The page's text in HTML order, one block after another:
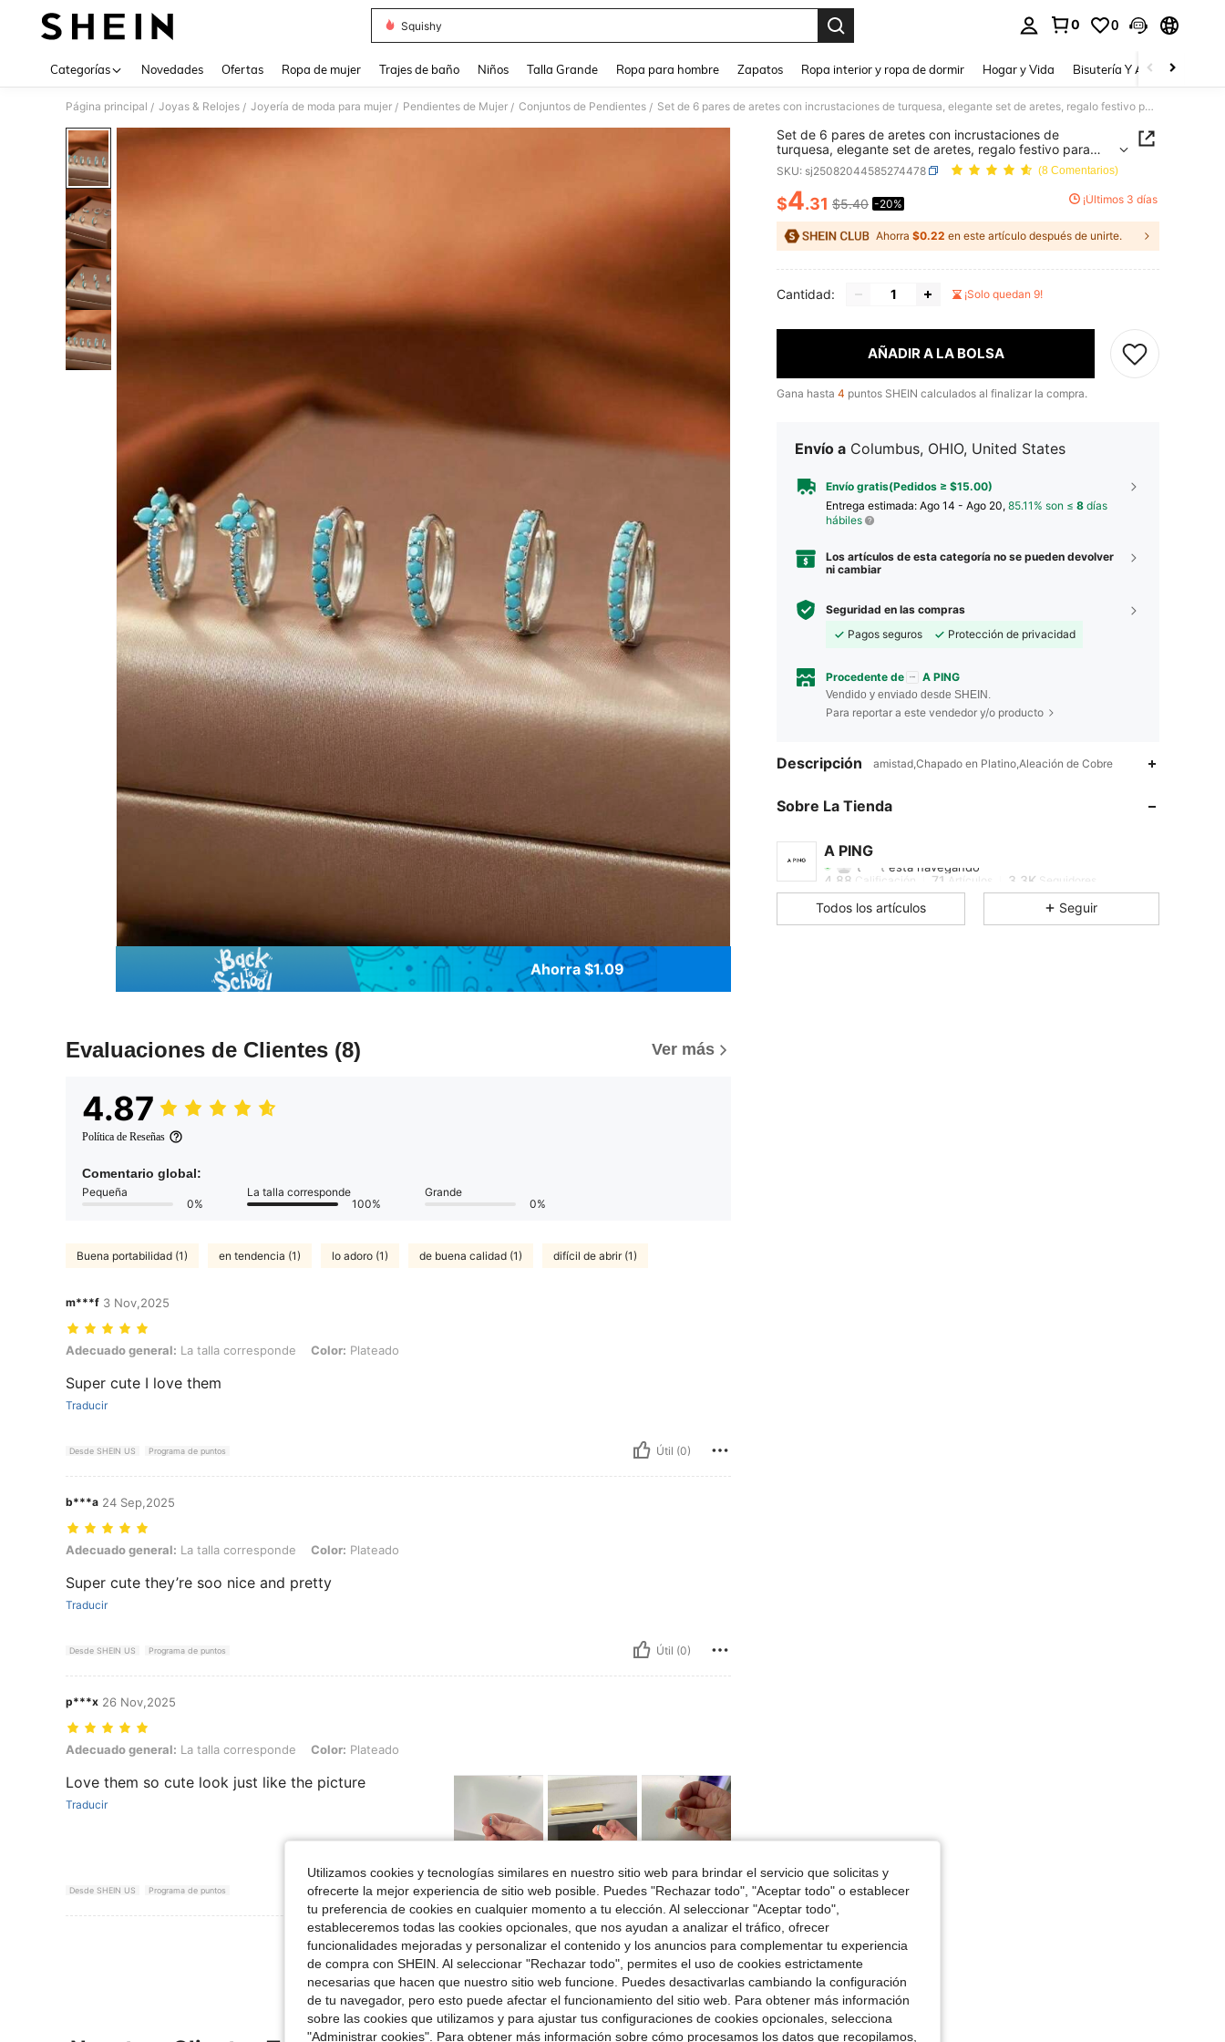
Squishy
0 0
Categorías Novedades Ofertas Ropa de mujer Trajes de baño Niños Talla Grande Ropa para hombre Zapatos Ropa interior y ropa de dormir Hogar y Vida Bisutería Y Accesorios
Página principal / Joyas & Relojes / Joyería de moda para mujer / Pendientes de Mujer / Conjuntos de Pendientes / Set de 6 pares de aretes con incrustaciones de turquesa, elegante set de aretes, regalo festivo para mujeres
Ahorra $1.09
Evaluaciones de Clientes (8) Ver más
4.87
Política de Reseñas
Comentario global:
Pequeña
0%
La talla corresponde
100%
Grande
0%
Buena portabilidad (1) en tendencia (1) lo adoro (1) de buena calidad (1) difícil de abrir (1)
m***f 3 Nov,2025
Adecuado general: La talla corresponde, Color: Plateado
Adecuado general: La talla corresponde Color: Plateado
Super cute I love them
Traducir
Desde SHEIN US Programa de puntos Útil (0)
b***a 24 Sep,2025
Adecuado general: La talla corresponde, Color: Plateado
Adecuado general: La talla corresponde Color: Plateado
Super cute they’re soo nice and pretty
Traducir
Desde SHEIN US Programa de puntos Útil (0)
p***x 26 Nov,2025
Adecuado general: La talla corresponde, Color: Plateado
Adecuado general: La talla corresponde Color: Plateado
Love them so cute look just like the picture
Traducir
Desde SHEIN US Programa de puntos Útil (0)
Set de 6 pares de aretes con incrustaciones de
turquesa, elegante set de aretes, regalo festivo para
mujeres
SKU: sj25082044585274478 (8 Comentarios)
PRICE AND AVAILABILITY
$4.31 $5.40 -20% ¡Últimos 3 días
Ahorra $0.22 en este artículo después de unirte.
Cantidad: ¡Solo quedan 9!
AÑADIR A LA BOLSA
Gana hasta 4 puntos SHEIN calculados al finalizar la compra.
Envío a Columbus, OHIO, United States
Envío gratis(Pedidos ≥ $15.00)
Entrega estimada: Ago 14 - Ago 20, 85.11% son ≤ 8 días
hábiles
Los artículos de esta categoría no se pueden devolver
ni cambiar
Seguridad en las compras
Pagos seguros
Protección de privacidad
Procedente de A PING
Vendido y enviado desde SHEIN.
Para reportar a este vendedor y/o producto
Descripción amistad,Chapado en Platino,Aleación de Cobre
Sobre La Tienda
A PING
4.88 71 3.3K
t***t
4.88 Calificación 71Artículos 3.3K Seguidores
4.88 71 3.3K
Todos los artículos Seguir
Utilizamos cookies y tecnologías similares en nuestro sitio web para brindar el servicio que solicitas y
ofrecerte la mejor experiencia de sitio web posible. Puedes "Rechazar todo", "Aceptar todo" o establecer
tu preferencia de cookies en cualquier momento a tu elección. Al seleccionar "Aceptar todo",
estableceremos todas las cookies opcionales, que nos ayudan a analizar el tráfico, ofrecer
funcionalidades mejoradas y personalizar el contenido y los anuncios para complementar tu experiencia
de compra con SHEIN. Al seleccionar "Rechazar todo", permites el uso de cookies estrictamente
necesarias que hacen que nuestro sitio web funcione. Puedes desactivarlas cambiando la configuración
de tu navegador, pero esto puede afectar el funcionamiento del sitio web. Para obtener más información
sobre las cookies que utilizamos y para ajustar tus configuraciones de cookies opcionales, selecciona
"Administrar cookies". Para obtener más información sobre cómo procesamos los datos que recopilamos,